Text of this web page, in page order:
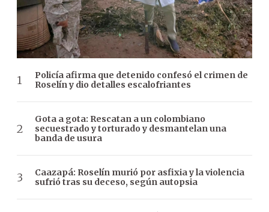
Policía afirma que detenido confesó el crimen de
Roselín y dio detalles escalofriantes
Gota a gota: Rescatan a un colombiano
secuestrado y torturado y desmantelan una
banda de usura
Caazapá: Roselín murió por asfixia y la violencia
sufrió tras su deceso, según autopsia